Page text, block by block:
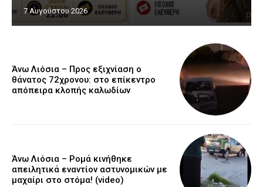
7 Αυγούστου 2026
Άνω Λιόσια – Προς εξιχνίαση ο
θάνατος 72χρονου: στο επίκεντρο
απόπειρα κλοπής καλωδίων
Άνω Λιόσια – Ρομά κινήθηκε
απειλητικά εναντίον αστυνομικών με
μαχαίρι στο στόμα! (video)